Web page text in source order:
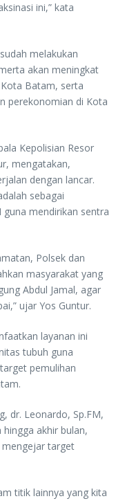
ini,” kata
melakukan
akan meningkat
Batam, serta
perekonomian di Kota
Kepolisian Resor
mengatakan,
dengan lancar.
sebagai
mendirikan sentra
Polsek dan
masyarakat yang
Abdul Jamal, agar
ujar Yos Guntur.
layanan ini
tubuh guna
pemulihan
dr. Leonardo, Sp.FM,
akhir bulan,
mengejar target
titik lainnya yang kita